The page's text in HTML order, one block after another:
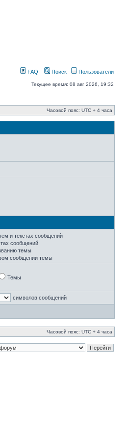
FAQ Поиск Пользователи
Текущее время: 08 авг 2026, 19:32
Часовой пояс: UTC + 4 часа
и текстах сообщений
сообщений
темы
сообщении темы
Темы
символов сообщений
Часовой пояс: UTC + 4 часа